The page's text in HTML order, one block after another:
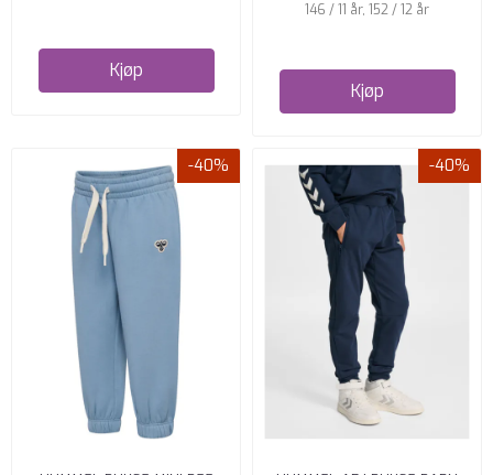
Kjøp
146 / 11 år, 152 / 12 år
Kjøp
-40% -40%